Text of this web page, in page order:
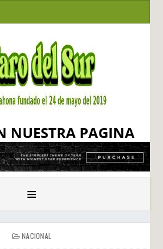
NUESTRA PAGINA
≡
NACIONAL